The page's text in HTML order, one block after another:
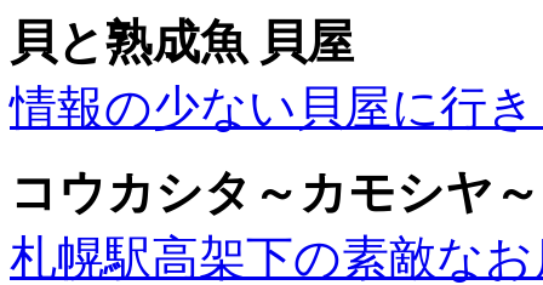
貝と熟成魚 貝屋
情報の少ない貝屋に行
コウカシタ～カモシヤ～
札幌駅高架下の素敵な